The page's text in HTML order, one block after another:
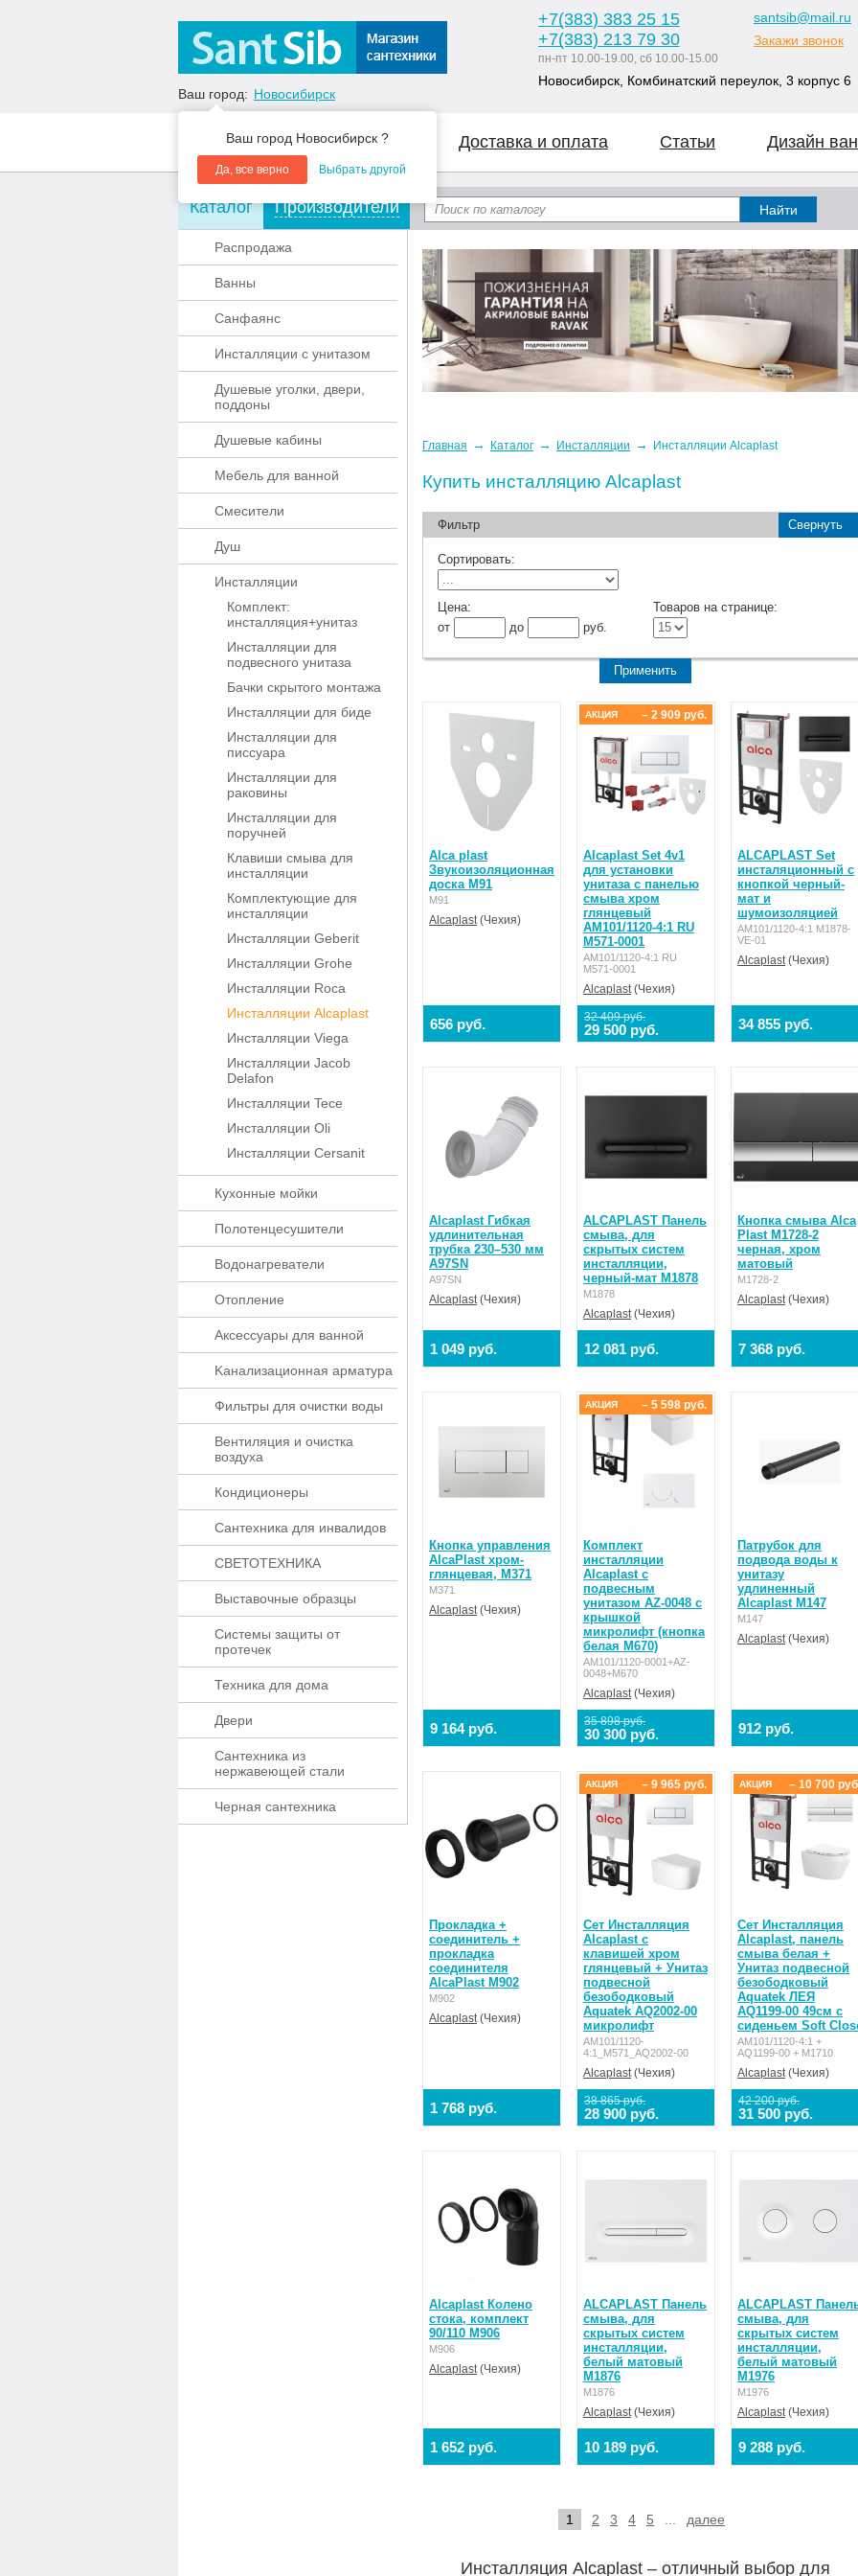
Ваш город: Новосибирск
Ваш город Новосибирск ?
Да, все верно Выбрать другой
+7(383) 383 25 15
+7(383) 213 79 30
пн-пт 10.00-19.00, сб 10.00-15.00
santsib@mail.ru
Закажи звонок
Новосибирск, Комбинатский переулок, 3 корпус 6
О компании Акции Доставка и оплата Статьи Дизайн
Каталог Производители
Распродажа
Ванны
Санфаянс
Инсталляции с унитазом
Душевые уголки, двери,
поддоны
Душевые кабины
Мебель для ванной
Смесители
Душ
Инсталляции
Комплект:
инсталляция+унитаз
Инсталляции для
подвесного унитаза
Бачки скрытого монтажа
Инсталляции для биде
Инсталляции для
писсуара
Инсталляции для
раковины
Инсталляции для
поручней
Клавиши смыва для
инсталляции
Комплектующие для
инсталляции
Инсталляции Geberit
Инсталляции Grohe
Инсталляции Roca
Инсталляции Alcaplast
Инсталляции Viega
Инсталляции Jacob
Delafon
Инсталляции Tece
Инсталляции Oli
Инсталляции Cersanit
Кухонные мойки
Полотенцесушители
Водонагреватели
Отопление
Аксессуары для ванной
Kaнaлизaционнaя apматypa
Фильтры для очистки воды
Вентиляция и очистка
воздуха
Кондиционеры
Сантехника для инвалидов
СВЕТОТЕХНИКА
Выставочные образцы
Системы защиты от
протечек
Техника для дома
Двери
Сантехника из
нержавеющей стали
Черная сантехника
Главная → Каталог → Инсталляции → Инсталляции Alcaplast
Купить инсталляцию Alcaplast
Фильтр Свернуть
Сортировать:
Цена:
от
до руб.
Товаров на странице:
Alca plast
Звукоизоляционная
доска M91
M91
Alcaplast (Чехия)
656 руб.
Alcaplast Set 4v1
для установки
унитаза с панелью
смыва хром
глянцевый
AM101/1120-4:1 RU
M571-0001
AM101/1120-4:1 RU
M571-0001
Alcaplast (Чехия)
32 409 руб.
29 500 руб.
– 2 909 руб.
АКЦИЯ
ALCAPLAST Set
инсталяционный с
кнопкой черный-
мат и
шумоизоляцией
AM101/1120-4:1 M1878-
VE-01
Alcaplast (Чехия)
34 855 руб.
Alcaplast Гибкая
удлинительная
трубка 230–530 мм
A97SN
A97SN
Alcaplast (Чехия)
1 049 руб.
ALCAPLAST Панель
смыва, для
скрытых систем
инсталляции,
черный-мат M1878
M1878
Alcaplast (Чехия)
12 081 руб.
Кнопка смыва Alca
Plast M1728-2
черная, хром
матовый
M1728-2
Alcaplast (Чехия)
7 368 руб.
Кнопка управления
AlcaPlast хром-
глянцевая, M371
M371
Alcaplast (Чехия)
9 164 руб.
Комплект
инсталляции
Alcaplast с
подвесным
унитазом AZ-0048 с
крышкой
микролифт (кнопка
белая M670)
AM101/1120-0001+AZ-
0048+M670
Alcaplast (Чехия)
35 898 руб.
30 300 руб.
– 5 598 руб.
АКЦИЯ
Патрубок для
подвода воды к
унитазу
удлиненный
Alcaplast M147
M147
Alcaplast (Чехия)
912 руб.
Прокладка +
соединитель +
прокладка
соединителя
AlcaPlast M902
M902
Alcaplast (Чехия)
1 768 руб.
Сет Инсталляция
Alcaplast с
клавишей хром
глянцевый + Унитаз
подвесной
безободковый
Aquatek AQ2002-00
микролифт
AM101/1120-
4:1_M571_AQ2002-00
Alcaplast (Чехия)
38 865 руб.
28 900 руб.
– 9 965 руб.
АКЦИЯ
Сет Инсталляция
Alcaplast, панель
смыва белая +
Унитаз подвесной
безободковый
Aquatek ЛЕЯ
AQ1199-00 49см с
сиденьем Soft
AM101/1120-4:1 +
AQ1199-00 + M1710
Alcaplast (Чехия)
42 200 руб.
31 500 руб.
– 10 700
АКЦИЯ
Alcaplast Колено
стока, комплект
90/110 M906
M906
Alcaplast (Чехия)
1 652 руб.
ALCAPLAST Панель
смыва, для
скрытых систем
инсталляции,
белый матовый
M1876
M1876
Alcaplast (Чехия)
10 189 руб.
ALCAPLAST
смыва, для
скрытых систем
инсталляции,
белый матовый
M1976
M1976
Alcaplast (Чехия)
9 288 руб.
1 2 3 4 5 далее
Инсталляция Аlcaplast – отличный выбор для